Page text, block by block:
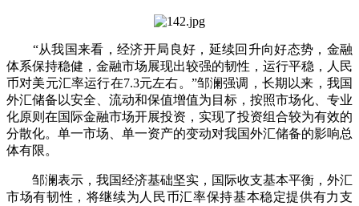
“从我国来看，经济开局良好，延续回升向好态势，金融
体系保持稳健，金融市场展现出较强的韧性，运行平稳，人民
币对美元汇率运行在7.3元左右。”邹澜强调，长期以来，我国
外汇储备以安全、流动和保值增值为目标，按照市场化、专业
化原则在国际金融市场开展投资，实现了投资组合较为有效的
分散化。单一市场、单一资产的变动对我国外汇储备的影响总
体有限。
邹澜表示，我国经济基础坚实，国际收支基本平衡，外汇
市场有韧性，将继续为人民币汇率保持基本稳定提供有力支